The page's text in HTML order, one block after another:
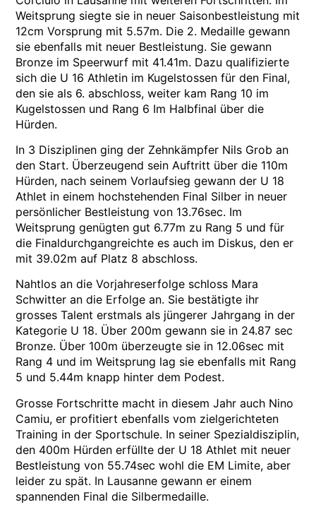
Weitsprung siegte sie in neuer Saisonbestleistung mit
12cm Vorsprung mit 5.57m. Die 2. Medaille gewann
sie ebenfalls mit neuer Bestleistung. Sie gewann
Bronze im Speerwurf mit 41.41m. Dazu qualifizierte
sich die U 16 Athletin im Kugelstossen für den Final,
den sie als 6. abschloss, weiter kam Rang 10 im
Kugelstossen und Rang 6 Im Halbfinal über die
Hürden.
In 3 Disziplinen ging der Zehnkämpfer Nils Grob an
den Start. Überzeugend sein Auftritt über die 110m
Hürden, nach seinem Vorlaufsieg gewann der U 18
Athlet in einem hochstehenden Final Silber in neuer
persönlicher Bestleistung von 13.76sec. Im
Weitsprung genügten gut 6.77m zu Rang 5 und für
die Finaldurchgangreichte es auch im Diskus, den er
mit 39.02m auf Platz 8 abschloss.
Nahtlos an die Vorjahreserfolge schloss Mara
Schwitter an die Erfolge an. Sie bestätigte ihr
grosses Talent erstmals als jüngerer Jahrgang in der
Kategorie U 18. Über 200m gewann sie in 24.87 sec
Bronze. Über 100m überzeugte sie in 12.06sec mit
Rang 4 und im Weitsprung lag sie ebenfalls mit Rang
5 und 5.44m knapp hinter dem Podest.
Grosse Fortschritte macht in diesem Jahr auch Nino
Camiu, er profitiert ebenfalls vom zielgerichteten
Training in der Sportschule. In seiner Spezialdisziplin,
den 400m Hürden erfüllte der U 18 Athlet mit neuer
Bestleistung von 55.74sec wohl die EM Limite, aber
leider zu spät. In Lausanne gewann er einem
spannenden Final die Silbermedaille.